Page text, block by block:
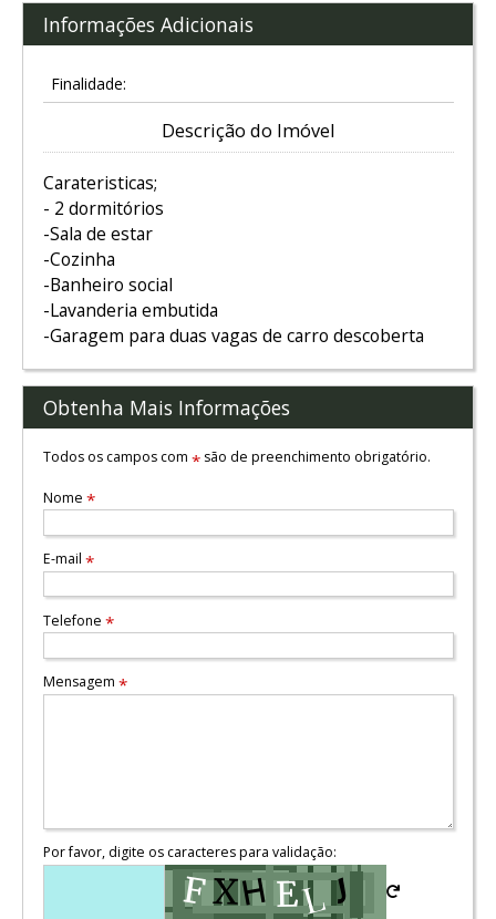
Informações Adicionais
Finalidade:
Descrição do Imóvel
Carateristicas;
- 2 dormitórios
-Sala de estar
-Cozinha
-Banheiro social
-Lavanderia embutida
-Garagem para duas vagas de carro descoberta
Obtenha Mais Informações
Todos os campos com *são de preenchimento obrigatório.
Nome *
E-mail *
Telefone *
Mensagem *
Por favor, digite os caracteres para validação: